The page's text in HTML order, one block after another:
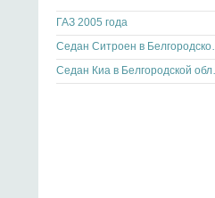
ГАЗ 2005 года
Седан